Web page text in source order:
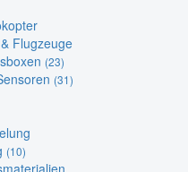
Flugzeuge
(23)
(31)
(10)